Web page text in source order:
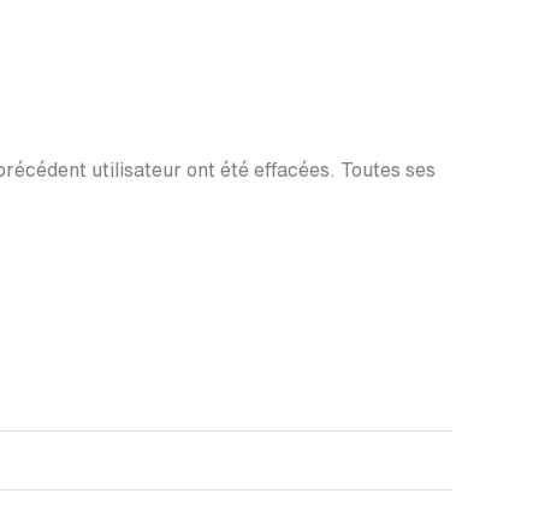
utilisateur ont été effacées. Toutes ses